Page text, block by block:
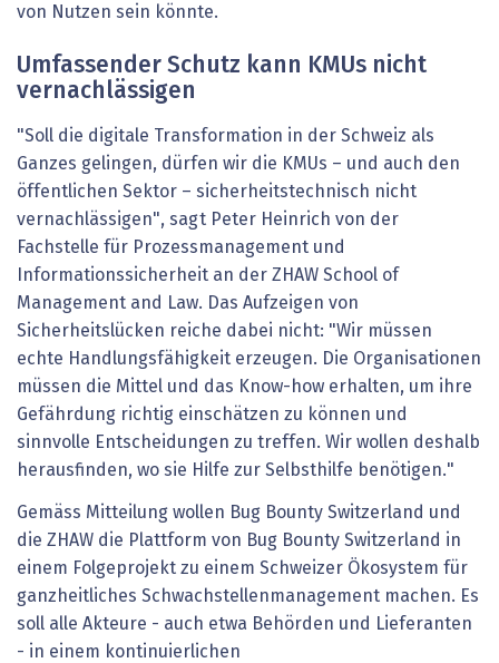
von Nutzen sein könnte.
Umfassender Schutz kann KMUs nicht
vernachlässigen
"Soll die digitale Transformation in der Schweiz als
Ganzes gelingen, dürfen wir die KMUs – und auch den
öffentlichen Sektor – sicherheitstechnisch nicht
vernachlässigen", sagt Peter Heinrich von der
Fachstelle für Prozessmanagement und
Informationssicherheit an der ZHAW School of
Management and Law. Das Aufzeigen von
Sicherheitslücken reiche dabei nicht: "Wir müssen
echte Handlungsfähigkeit erzeugen. Die Organisationen
müssen die Mittel und das Know-how erhalten, um ihre
Gefährdung richtig einschätzen zu können und
sinnvolle Entscheidungen zu treffen. Wir wollen deshalb
herausfinden, wo sie Hilfe zur Selbsthilfe benötigen."
Gemäss Mitteilung wollen Bug Bounty Switzerland und
die ZHAW die Plattform von Bug Bounty Switzerland in
einem Folgeprojekt zu einem Schweizer Ökosystem für
ganzheitliches Schwachstellenmanagement machen. Es
soll alle Akteure - auch etwa Behörden und Lieferanten
- in einem kontinuierlichen